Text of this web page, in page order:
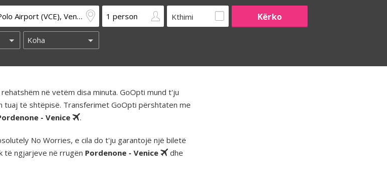
Kthimi
në vetëm disa minuta. GoOpti mund t'ju
të shtëpisë. Transferimet GoOpti përshtaten me
- Venice .
No Worries, e cila do t'ju garantojë një biletë
të ngjarjeve në rrugën Pordenone - Venice
dhe